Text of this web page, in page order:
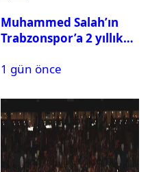
Muhammed Salah’ın
Trabzonspor’a 2 yıllık
1 gün önce